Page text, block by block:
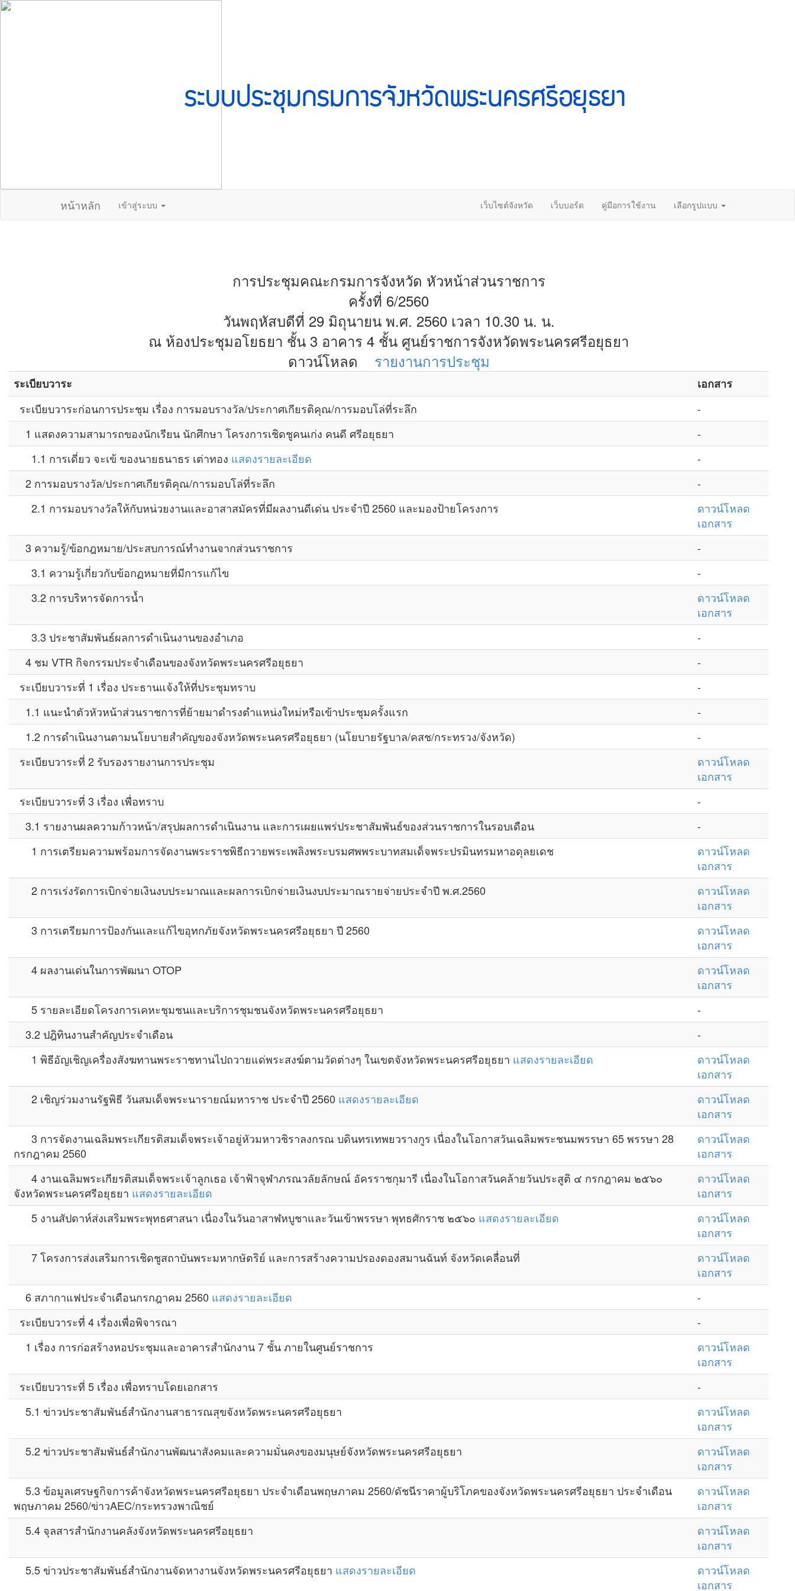
ระบบประชุมกรมการจังหวัดพระนครศรีอยุธยา
หน้าหลัก เข้าสู่ระบบ เว็บไซต์จังหวัด เว็บบอร์ด คู่มือการใช้งาน เลือกรูปแบบ
การประชุมคณะกรมการจังหวัด หัวหน้าส่วนราชการ
ครั้งที่ 6/2560
วันพฤหัสบดีที่ 29 มิถุนายน พ.ศ. 2560 เวลา 10.30 น. น.
ณ ห้องประชุมอโยธยา ชั้น 3 อาคาร 4 ชั้น ศูนย์ราชการจังหวัดพระนครศรีอยุธยา
ดาวน์โหลด
รายงานการประชุม
ระเบียบวาระ
เอกสาร
ระเบียบวาระก่อนการประชุม เรื่อง การมอบรางวัล/ประกาศเกียรติคุณ/การมอบโล่ที่ระลึก
-
1 แสดงความสามารถของนักเรียน นักศึกษา โครงการเชิดชูคนเก่ง คนดี ศรีอยุธยา
-
1.1 การเดี่ยว จะเข้ ของนายธนาธร เต่าทอง แสดงรายละเอียด
-
2 การมอบรางวัล/ประกาศเกียรติคุณ/การมอบโล่ที่ระลึก
-
2.1 การมอบรางวัลให้กับหน่วยงานและอาสาสมัครที่มีผลงานดีเด่น ประจำปี 2560 และมองป้ายโครงการ
ดาวน์โหลด
เอกสาร
3 ความรู้/ข้อกฎหมาย/ประสบการณ์ทำงานจากส่วนราชการ
-
3.1 ความรู้เกี่ยวกับข้อกฏหมายที่มีการแก้ไข
-
3.2 การบริหารจัดการน้ำ
ดาวน์โหลด
เอกสาร
3.3 ประชาสัมพันธ์ผลการดำเนินงานของอำเภอ
-
4 ชม VTR กิจกรรมประจำเดือนของจังหวัดพระนครศรีอยุธยา
-
ระเบียบวาระที่ 1 เรื่อง ประธานแจ้งให้ที่ประชุมทราบ
-
1.1 แนะนำตัวหัวหน้าส่วนราชการที่ย้ายมาดำรงตำแหน่งใหม่หรือเข้าประชุมครั้งแรก
-
1.2 การดำเนินงานตามนโยบายสำคัญของจังหวัดพระนครศรีอยุธยา (นโยบายรัฐบาล/คสช/กระทรวง/จังหวัด)
-
ระเบียบวาระที่ 2 รับรองรายงานการประชุม
ดาวน์โหลด
เอกสาร
ระเบียบวาระที่ 3 เรื่อง เพื่อทราบ
-
3.1 รายงานผลความก้าวหน้า/สรุปผลการดำเนินงาน และการเผยแพร่ประชาสัมพันธ์ของส่วนราชการในรอบเดือน
-
1 การเตรียมความพร้อมการจัดงานพระราชพิธีถวายพระเพลิงพระบรมศพพระบาทสมเด็จพระปรมินทรมหาอดุลยเดช
ดาวน์โหลด
เอกสาร
2 การเร่งรัดการเบิกจ่ายเงินงบประมาณและผลการเบิกจ่ายเงินงบประมาณรายจ่ายประจำปี พ.ศ.2560
ดาวน์โหลด
เอกสาร
3 การเตรียมการป้องกันและแก้ไขอุทกภัยจังหวัดพระนครศรีอยุธยา ปี 2560
ดาวน์โหลด
เอกสาร
4 ผลงานเด่นในการพัฒนา OTOP
ดาวน์โหลด
เอกสาร
5 รายละเอียดโครงการเคหะชุมชนและบริการชุมชนจังหวัดพระนครศรีอยุธยา
-
3.2 ปฎิทินงานสำคัญประจำเดือน
-
1 พิธีอัญเชิญเครื่องสังฆทานพระราชทานไปถวายแด่พระสงฆ์ตามวัดต่างๆ ในเขตจังหวัดพระนครศรีอยุธยา แสดงรายละเอียด
ดาวน์โหลด
เอกสาร
2 เชิญร่วมงานรัฐพิธี วันสมเด็จพระนารายณ์มหาราช ประจำปี 2560 แสดงรายละเอียด
ดาวน์โหลด
เอกสาร
3 การจัดงานเฉลิมพระเกียรติสมเด็จพระเจ้าอยู่หัวมหาวชิราลงกรณ บดินทรเทพยวรางกูร เนื่องในโอกาสวันเฉลิมพระชนมพรรษา 65 พรรษา 28
กรกฎาคม 2560
ดาวน์โหลด
เอกสาร
4 งานเฉลิมพระเกียรติสมเด็จพระเจ้าลูกเธอ เจ้าฟ้าจุฬาภรณวลัยลักษณ์ อัครราชกุมารี เนื่องในโอกาสวันคล้ายวันประสูติ ๔ กรกฎาคม ๒๕๖๐
จังหวัดพระนครศรีอยุธยา แสดงรายละเอียด
ดาวน์โหลด
เอกสาร
5 งานสัปดาห์ส่งเสริมพระพุทธศาสนา เนื่องในวันอาสาฬหบูชาและวันเข้าพรรษา พุทธศักราช ๒๕๖๐ แสดงรายละเอียด
ดาวน์โหลด
เอกสาร
7 โครงการส่งเสริมการเชิดชูสถาบันพระมหากษัตริย์ และการสร้างความปรองดองสมานฉันท์ จังหวัดเคลื่อนที่
ดาวน์โหลด
เอกสาร
6 สภากาแฟประจำเดือนกรกฎาคม 2560 แสดงรายละเอียด
-
ระเบียบวาระที่ 4 เรื่องเพื่อพิจารณา
-
1 เรื่อง การก่อสร้างหอประชุมและอาคารสำนักงาน 7 ชั้น ภายในศูนย์ราชการ
ดาวน์โหลด
เอกสาร
ระเบียบวาระที่ 5 เรื่อง เพื่อทราบโดยเอกสาร
-
5.1 ข่าวประชาสัมพันธ์สำนักงานสาธารณสุขจังหวัดพระนครศรีอยุธยา
ดาวน์โหลด
เอกสาร
5.2 ข่าวประชาสัมพันธ์สำนักงานพัฒนาสังคมและความมั่นคงของมนุษย์จังหวัดพระนครศรีอยุธยา
ดาวน์โหลด
เอกสาร
5.3 ข้อมูลเศรษฐกิจการค้าจังหวัดพระนครศรีอยุธยา ประจำเดือนพฤษภาคม 2560/ดัชนีราคาผู้บริโภคของจังหวัดพระนครศรีอยุธยา ประจำเดือน
พฤษภาคม 2560/ข่าวAEC/กระทรวงพาณิชย์
ดาวน์โหลด
เอกสาร
5.4 จุลสารสำนักงานคลังจังหวัดพระนครศรีอยุธยา
ดาวน์โหลด
เอกสาร
5.5 ข่าวประชาสัมพันธ์สำนักงานจัดหางานจังหวัดพระนครศรีอยุธยา แสดงรายละเอียด
ดาวน์โหลด
เอกสาร